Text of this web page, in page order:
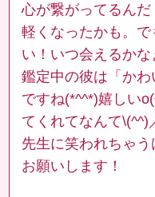
心が繋がってるん
軽くなったかも。
い！いつ会えるかな
鑑定中の彼は「か
ですね(*^^*)嬉しい
てくれてなんて\(^^)
先生に笑われちゃ
お願いします！